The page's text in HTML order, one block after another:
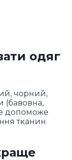
одяг
чорний,
(бавовна,
допоможе
тканин.